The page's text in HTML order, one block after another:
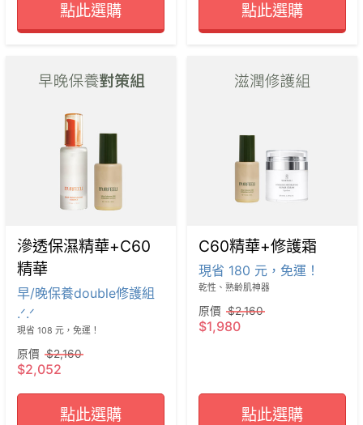
點此選購 點此選購
滲透保濕精華+C60
精華
早/晚保養double修護組
.ᐟ.ᐟ
現省 108 元，免運！
原價 $2,160
$2,052
點此選購
C60精華+修護霜
現省 180 元，免運！
乾性、熟齡肌神器
原價 $2,160
$1,980
點此選購